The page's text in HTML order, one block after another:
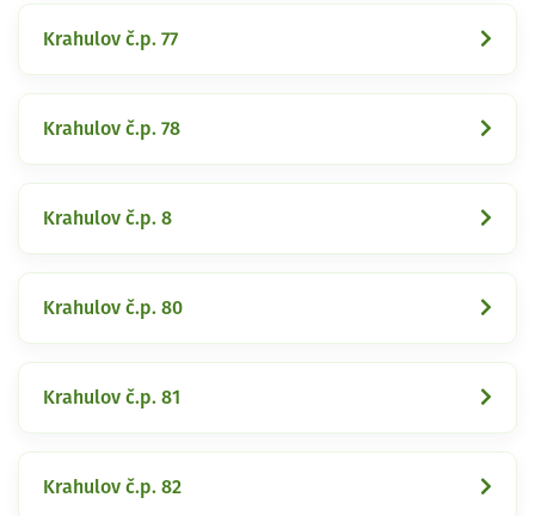
Krahulov č.p. 77
Krahulov č.p. 78
Krahulov č.p. 8
Krahulov č.p. 80
Krahulov č.p. 81
Krahulov č.p. 82